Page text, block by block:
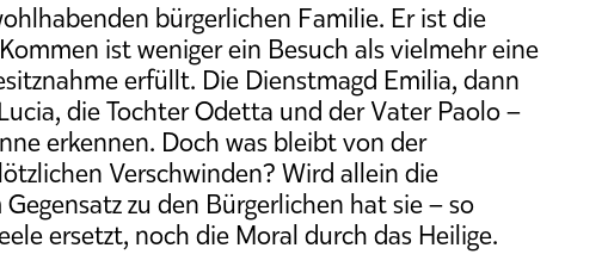
bürgerlichen Familie. Er ist die
ist weniger ein Besuch als vielmehr eine
erfüllt. Die Dienstmagd Emilia, dann
die Tochter Odetta und der Vater Paolo –
erkennen. Doch was bleibt von der
Verschwinden? Wird allein die
zu den Bürgerlichen hat sie – so
ersetzt, noch die Moral durch das Heilige.